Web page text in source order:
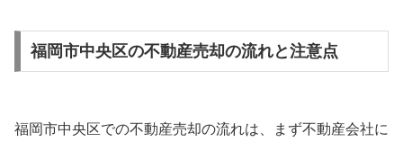
福岡市中央区の不動産売却の流れと注意点
福岡市中央区での不動産売却の流れは、まず不動産会社に